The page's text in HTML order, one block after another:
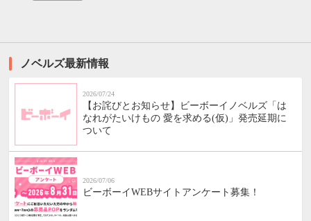
ノベルズ最新情報
2026/07/24
【お詫びとお知らせ】ビーボーイノベルズ「は
なれがたいけもの 愛を求める(仮)」発売延期に
ついて
2026/07/06
ビーボーイWEBサイトアンケート募集！